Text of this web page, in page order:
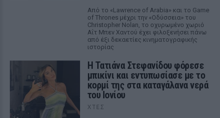
Από το «Lawrence of Arabia» και το Game
of Thrones μέχρι την «Οδύσσεια» του
Christopher Nolan, το οχυρωμένο χωριό
Αΐτ Μπεν Χαντού έχει φιλοξενήσει πάνω
από έξι δεκαετίες κινηματογραφικής
ιστορίας
Η Τατιάνα Στεφανίδου φόρεσε
μπικίνι και εντυπωσίασε με το
κορμί της στα καταγάλανα νερά
του Ιονίου
ΧΤΕΣ